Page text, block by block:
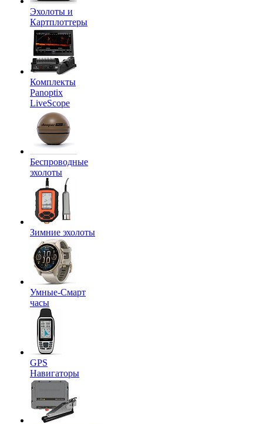
Эхолоты и
Картплоттеры
Комплекты
Panoptix
LiveScope
Беспроводные
эхолоты
Зимние эхолоты
Умные-Смарт
часы
GPS
Навигаторы